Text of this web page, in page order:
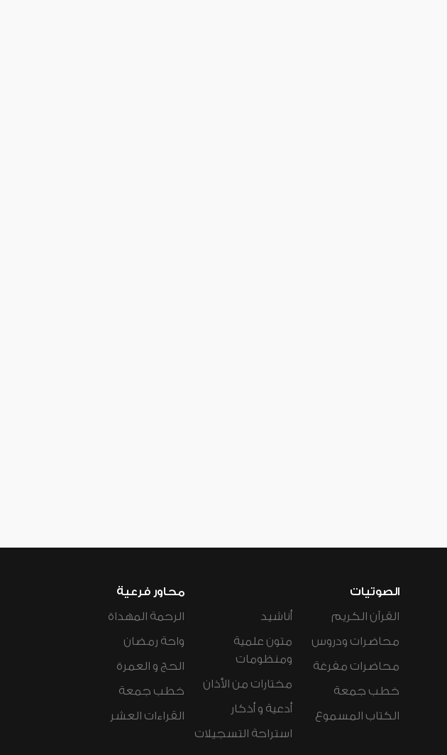
الصوتيات
القرآن الكريم
محاضرات ودروس
محاضرات مفرغة
خطب جمعة
الكتاب المسموع
أناشيد
متون علمية
ومنظومات
مختارات من الأذان
أدعية و أذكار
استراحة التسجيلات
محاور فرعية
الرحمة المهداة
واحة رمضان
الحج و العمرة
خطب جمعة
القراءات العشر